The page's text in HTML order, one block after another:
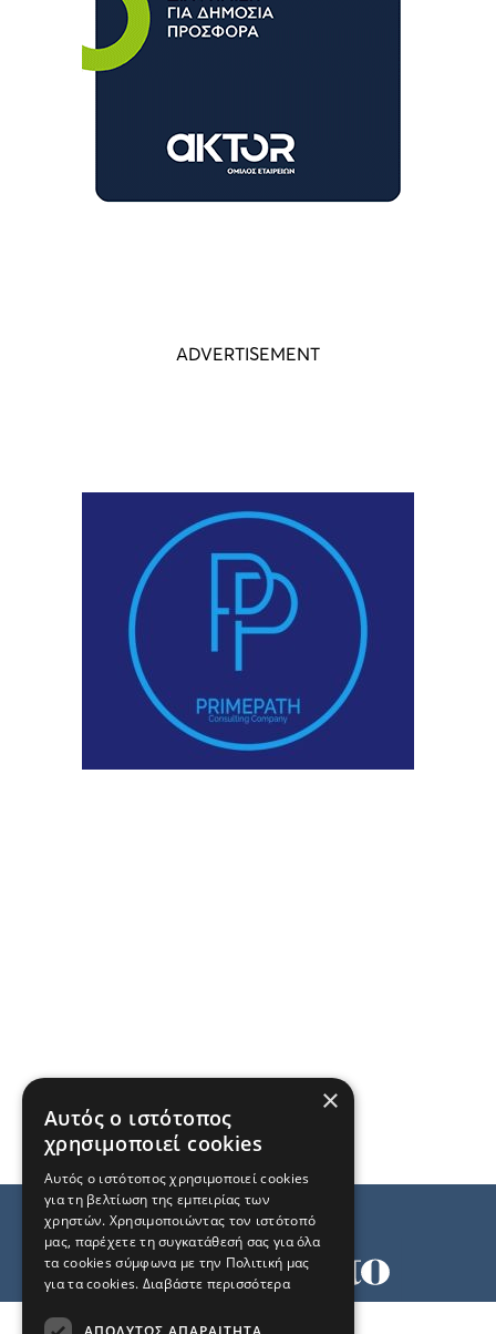
×
Αυτός ο ιστότοπος
χρησιμοποιεί cookies
Αυτός ο ιστότοπος χρησιμοποιεί cookies
για τη βελτίωση της εμπειρίας των
χρηστών. Χρησιμοποιώντας τον ιστότοπό
μας, παρέχετε τη συγκατάθεσή σας για όλα
τα cookies σύμφωνα με την Πολιτική μας
για τα cookies. Διαβάστε περισσότερα